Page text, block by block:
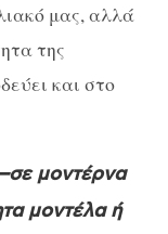
μας, αλλά
της
και στο
μοντέρνα
μοντέλα ή